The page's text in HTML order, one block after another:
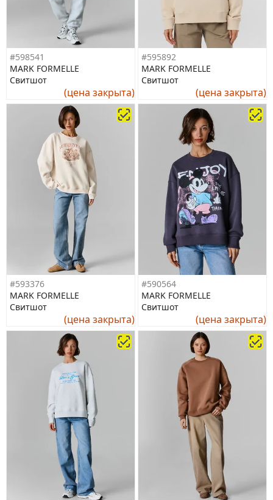
#598541
MARK FORMELLE
Свитшот
(цена закрыта)
#595892
MARK FORMELLE
Свитшот
(цена закрыта)
#593376
MARK FORMELLE
Свитшот
(цена закрыта)
#590564
MARK FORMELLE
Свитшот
(цена закрыта)